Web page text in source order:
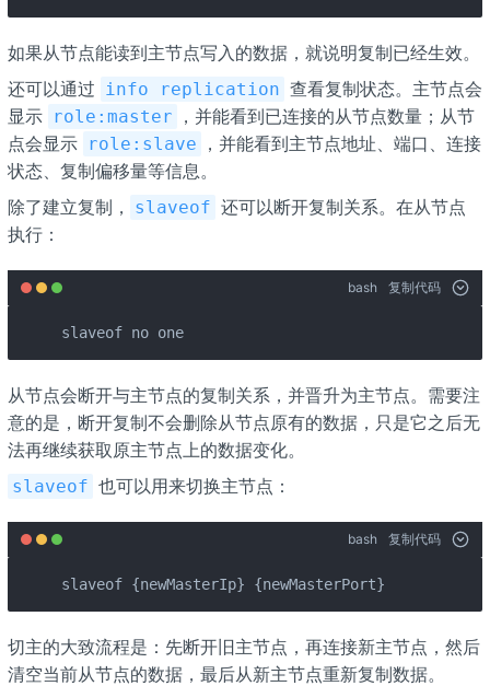
如果从节点能读到主节点写入的数据，就说明复制已经生效。
还可以通过
info replication 查看复制状态。主节点会
显示 role:master
，并能看到已连接的从节点数量；从节
点会显示 role:slave
，并能看到主节点地址、端口、连接
状态、复制偏移量等信息。
除了建立复制，
slaveof 还可以断开复制关系。在从节点
执行：
bash 复制代码
slaveof no one
从节点会断开与主节点的复制关系，并晋升为主节点。需要注
意的是，断开复制不会删除从节点原有的数据，只是它之后无
法再继续获取原主节点上的数据变化。
slaveof 也可以用来切换主节点：
bash 复制代码
slaveof {newMasterIp} {newMasterPort}
切主的大致流程是：先断开旧主节点，再连接新主节点，然后
清空当前从节点的数据，最后从新主节点重新复制数据。